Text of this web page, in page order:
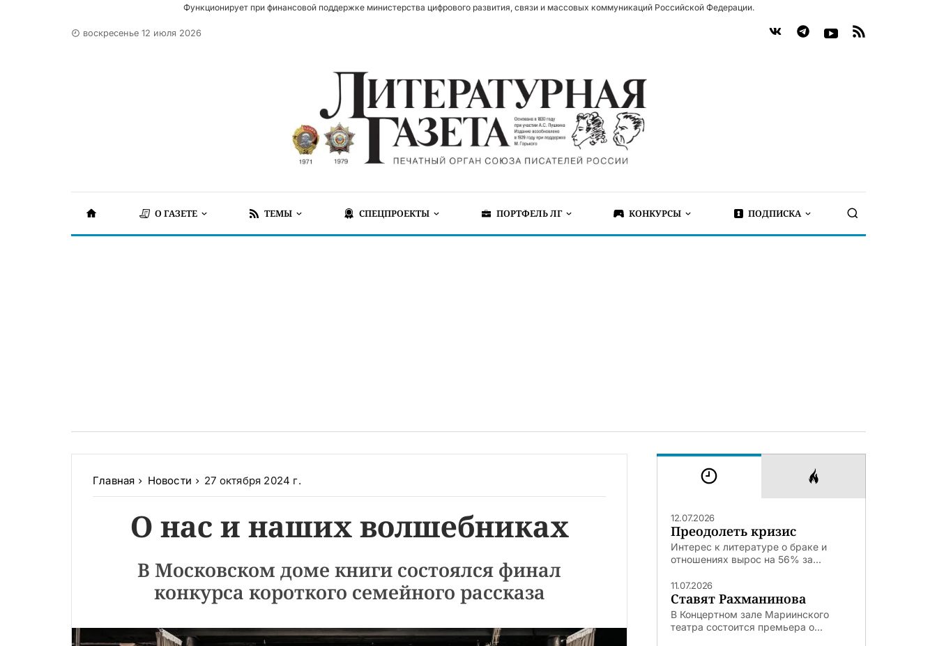
Функционирует при финансовой поддержке министерства цифрового развития, связи и массовых коммуникаций Российской Федерации.
воскресенье 12 июля 2026
О ГАЗЕТЕ ТЕМЫ СПЕЦПРОЕКТЫ ПОРТФЕЛЬ ЛГ КОНКУРСЫ ПОДПИСКА
Главная Новости 27 октября 2024 г.
О нас и наших волшебниках
В Московском доме книги состоялся финал
конкурса короткого семейного рассказа
12.07.2026
Преодолеть кризис
Интерес к литературе о браке и
отношениях вырос на 56% за...
11.07.2026
Ставят Рахманинова
В Концертном зале Мариинского
театра состоится премьера о...